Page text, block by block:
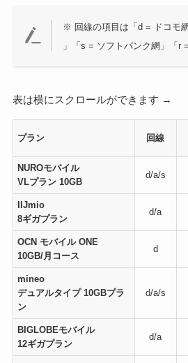
※ 回線の項目は「d = ドコモ
」「s = ソフトバンク網」「r
表は横にスクロールができます →
プラン 回線
NUROモバイル
VLプラン 10GB
d/a/s
IIJmio
8ギガプラン
d/a
OCN モバイル ONE
10GB/月コース
d
mineo
デュアルタイプ 10GBプラ
ン
d/a/s
BIGLOBEモバイル
12ギガプラン
d/a